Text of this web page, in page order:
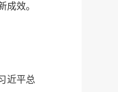
成效。
近平总